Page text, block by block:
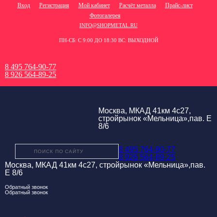
Вход Регистрация Мой кабинет Расчёт металла
Прайс-лист
Фотогалерея
INFO@SHOPMETAL.RU
ПН-СБ: С 9:00 ДО 18:30 ВС: ВЫХОДНОЙ
8 495 764-90-77
8 926 564-89-25
Москва, МКАД 41км 4с27,
стройрынок «Мельница»,пав. Е
8/6
8 495 764-90-77
8 926 564-89-25
Москва, МКАД 41км 4с27, стройрынок «Мельница»,пав.
Е 8/6
Обратный звонок
Обратный звонок